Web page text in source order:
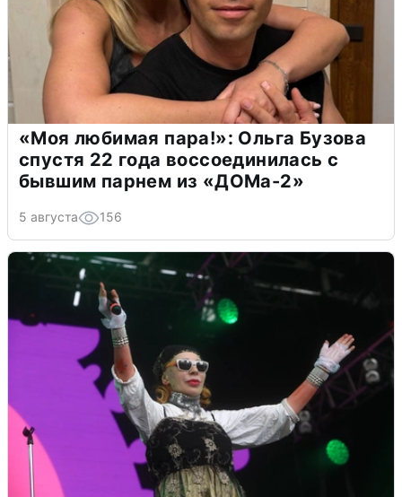
«Моя любимая пара!»: Ольга Бузова
спустя 22 года воссоединилась с
бывшим парнем из «ДОМа-2»
5 августа 156